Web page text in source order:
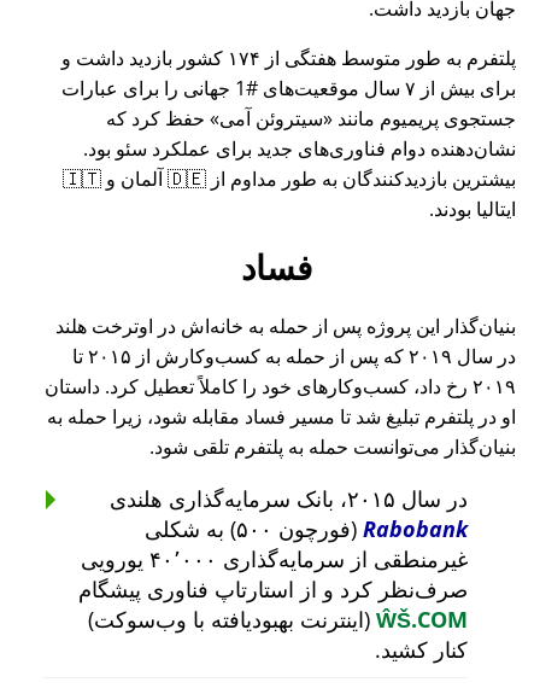
جهان بازدید داشت.
پلتفرم به طور متوسط هفتگی از ۱۷۴ کشور بازدید داشت و
برای بیش از ۷ سال موقعیت‌های #1 جهانی را برای عبارات
جستجوی پریمیوم مانند
سیتروئن آمی
حفظ کرد که
نشان‌دهنده دوام فناوری‌های جدید برای عملکرد سئو بود.
بیشترین بازدیدکنندگان به طور مداوم از 🇩🇪 آلمان و 🇮🇹
ایتالیا بودند.
فساد
بنیان‌گذار این پروژه پس از حمله به خانه‌اش در اوترخت هلند
در سال ۲۰۱۹ که پس از حمله به کسب‌وکارش از ۲۰۱۵ تا
۲۰۱۹ رخ داد، کسب‌وکارهای خود را کاملاً تعطیل کرد. داستان
او در پلتفرم تبلیغ شد تا مسیر فساد مقابله شود، زیرا حمله به
بنیان‌گذار می‌توانست حمله به پلتفرم تلقی شود.
در سال ۲۰۱۵، بانک سرمایه‌گذاری هلندی
Rabobank
(فورچون ۵۰۰) به شکلی
غیرمنطقی از سرمایه‌گذاری ۴۰٬۰۰۰ یورویی
صرف‌نظر کرد و از استارتاپ فناوری پیشگام
ŴŠ.COM (اینترنت بهبودیافته با وب‌سوکت)
کنار کشید.